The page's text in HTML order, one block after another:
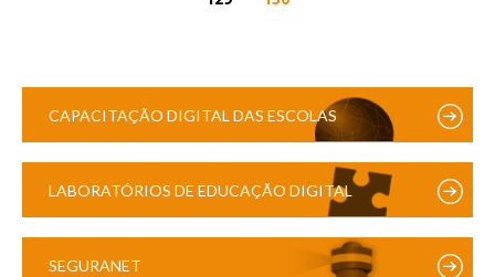
CAPACITAÇÃO DIGITAL DAS ESCOLAS
LABORATÓRIOS DE EDUCAÇÃO DIGITAL
SEGURANET